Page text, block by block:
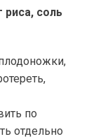
риса, соль
по
отдельно